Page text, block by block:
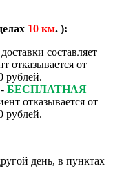
10 км. ):
составляет
отказывается от
рублей.
БЕСПЛАТНАЯ
отказывается от
рублей.
день, в пунктах